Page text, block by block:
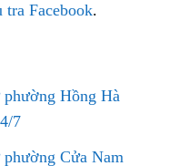
Facebook.
Hồng Hà
7
Cửa Nam